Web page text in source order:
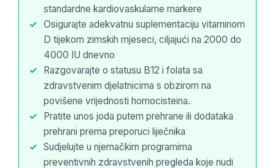
standardne kardiovaskularne markere
Osigurajte adekvatnu suplementaciju vitaminom
D tijekom zimskih mjeseci, ciljajući na 2000 do
4000 IU dnevno
Razgovarajte o statusu B12 i folata sa
zdravstvenim djelatnicima s obzirom na
povišene vrijednosti homocisteina.
Pratite unos joda putem prehrane ili dodataka
prehrani prema preporuci liječnika
Sudjelujte u njemačkim programima
preventivnih zdravstvenih pregleda koje nudi
Shqip
বাংলা
मराठी
తెలుగు
ગુજરાતી
ಕನ್ನಡ